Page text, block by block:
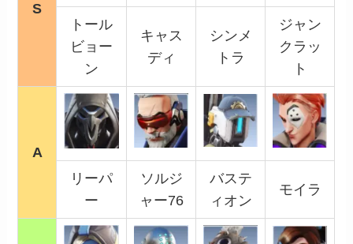
S
トール
ビョー
ン
キャス
ディ
シンメ
トラ
ジャン
クラッ
ト
A
リーパ
ー
ソルジ
ャー76
バステ
ィオン
モイラ